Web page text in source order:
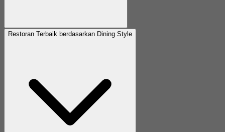
Restoran Terbaik berdasarkan Dining Style